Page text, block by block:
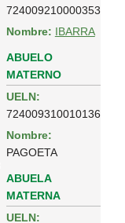
724009210000353
Nombre: IBARRA
ABUELO
MATERNO
UELN:
724009310010136
Nombre:
PAGOETA
ABUELA
MATERNA
UELN: